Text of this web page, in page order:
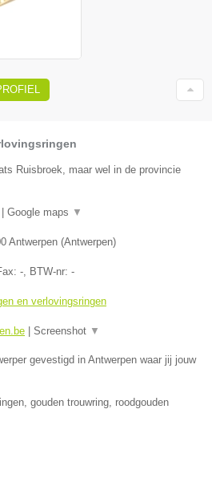
Ruisbroek, maar wel in de provincie
Google maps ▼
Antwerpen (Antwerpen)
-, BTW-nr: -
en verlovingsringen
Screenshot ▼
gevestigd in Antwerpen waar jij jouw
gouden trouwring, roodgouden